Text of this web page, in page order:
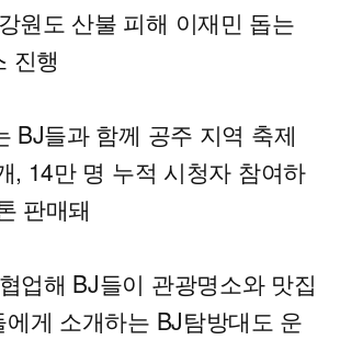
원도 산불 피해 이재민 돕는
진행
BJ들과 함께 공주 지역 축제
, 14만 명 누적 시청자 참여하
판매돼
업해 BJ들이 관광명소와 맛집
게 소개하는 BJ탐방대도 운